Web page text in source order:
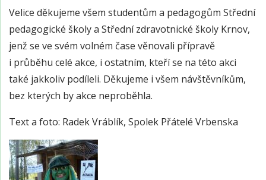
Velice děkujeme všem studentům a pedagogům Střední
pedagogické školy a Střední zdravotnické školy Krnov,
jenž se ve svém volném čase věnovali přípravě
i průběhu celé akce, i ostatním, kteří se na této akci
také jakkoliv podíleli. Děkujeme i všem návštěvníkům,
bez kterých by akce neproběhla.
Text a foto: Radek Vráblík, Spolek Přátelé Vrbenska